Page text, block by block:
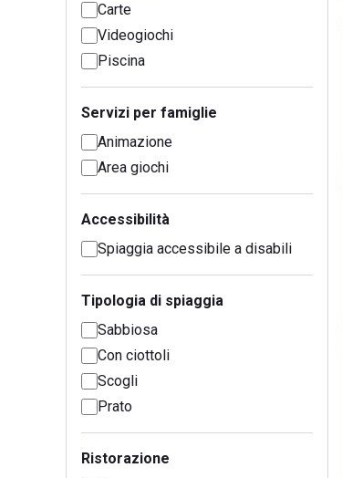
Carte
Videogiochi
Piscina
Servizi per famiglie
Animazione
Area giochi
Accessibilità
Spiaggia accessibile a disabili
Tipologia di spiaggia
Sabbiosa
Con ciottoli
Scogli
Prato
Ristorazione